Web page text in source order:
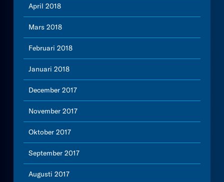
April 2018
Mars 2018
Februari 2018
Januari 2018
December 2017
November 2017
Oktober 2017
September 2017
Augusti 2017